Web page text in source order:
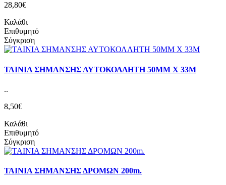
28,80€
Καλάθι
Επιθυμητό
Σύγκριση
ΤΑΙΝΙΑ ΣΗΜΑΝΣΗΣ ΑΥΤΟΚΟΛΛΗΤΗ 50MM X 33M
..
8,50€
Καλάθι
Επιθυμητό
Σύγκριση
ΤΑΙΝΙΑ ΣΗΜΑΝΣΗΣ ΔΡΟΜΩΝ 200m.